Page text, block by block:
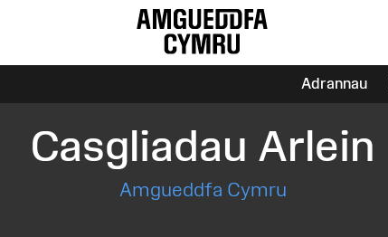
Adrannau
Casgliadau Arlein
Amgueddfa Cymru